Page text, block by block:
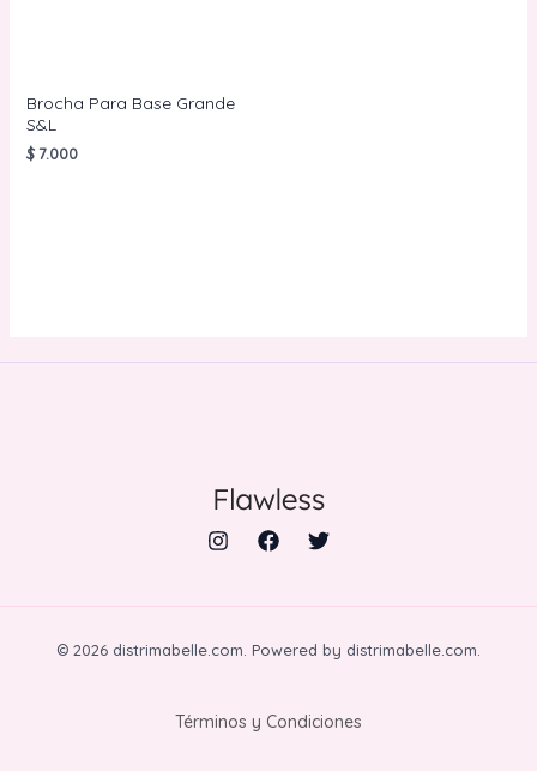
Brocha Para Base Grande
S&L
$7.000
© 2026 distrimabelle.com. Powered by distrimabelle.com.
Términos y Condiciones